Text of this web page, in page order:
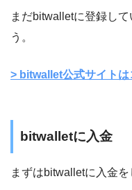
まだbitwalletに登録し
う。
> bitwallet公式サイトは
bitwalletに入金
まずはbitwalletに入金を